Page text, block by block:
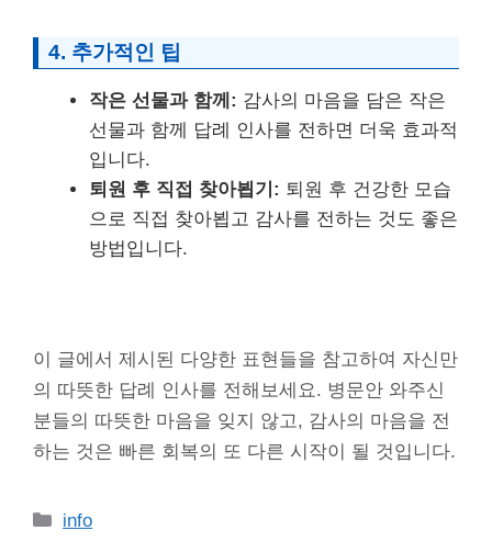
4. 추가적인 팁
작은 선물과 함께: 감사의 마음을 담은 작은
선물과 함께 답례 인사를 전하면 더욱 효과적
입니다.
퇴원 후 직접 찾아뵙기: 퇴원 후 건강한 모습
으로 직접 찾아뵙고 감사를 전하는 것도 좋은
방법입니다.
이 글에서 제시된 다양한 표현들을 참고하여 자신만
의 따뜻한 답례 인사를 전해보세요. 병문안 와주신
분들의 따뜻한 마음을 잊지 않고, 감사의 마음을 전
하는 것은 빠른 회복의 또 다른 시작이 될 것입니다.
카
info